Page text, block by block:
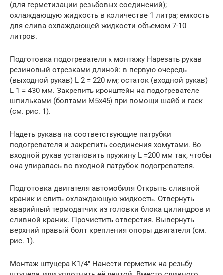
(для герметизации резьбовых соединений);
охлаждающую жидкость в количестве 1 литра; емкость
для слива охлаждающей жидкости объемом 7-10
литров.
Подготовка подогревателя к монтажу Нарезать рукав
резиновый отрезками длиной: в первую очередь
(выходной рукав) L 2 = 220 мм; остаток (входной рукав)
L 1 = 430 мм. Закрепить кронштейн на подогревателе
шпильками (болтами М5х45) при помощи шайб и гаек
(см. рис. 1).
Надеть рукава на соответствующие патрубки
подогревателя и закрепить соединения хомутами. Во
входной рукав установить пружину L =200 мм так, чтобы
она упиралась во входной патрубок подогревателя.
Подготовка двигателя автомобиля Открыть сливной
краник и слить охлаждающую жидкость. Отвернуть
аварийный термодатчик из головки блока цилиндров и
сливной краник. Прочистить отверстия. Вывернуть
верхний правый болт крепления опоры двигателя (см.
рис. 1).
Монтаж штуцера К1/4″ Нанести герметик на резьбу